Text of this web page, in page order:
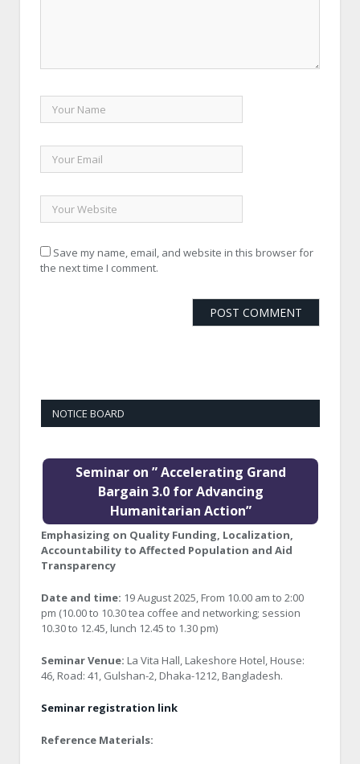
Save my name, email, and website in this browser for
the next time I comment.
NOTICE BOARD
Seminar on ” Accelerating Grand
Bargain 3.0 for Advancing
Humanitarian Action”
Emphasizing on Quality Funding, Localization,
Accountability to Affected Population and Aid
Transparency
Date and time: 19 August 2025, From 10.00 am to 2:00
pm (10.00 to 10.30 tea coffee and networking; session
10.30 to 12.45, lunch 12.45 to 1.30 pm)
Seminar Venue: La Vita Hall, Lakeshore Hotel, House:
46, Road: 41, Gulshan-2, Dhaka-1212, Bangladesh.
Seminar registration link
Reference Materials: